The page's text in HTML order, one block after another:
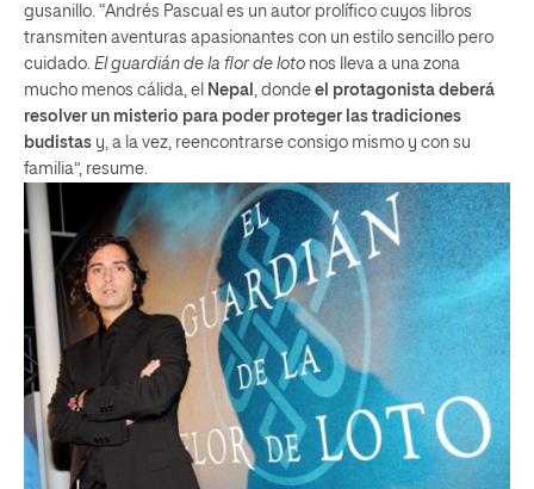
gusanillo. “Andrés Pascual es un autor prolífico cuyos libros
transmiten aventuras apasionantes con un estilo sencillo pero
cuidado. El guardián de la flor de loto nos lleva a una zona
mucho menos cálida, el Nepal , donde el protagonista deberá
resolver un misterio para poder proteger las tradiciones
budistas y, a la vez, reencontrarse consigo mismo y con su
familia”, resume.